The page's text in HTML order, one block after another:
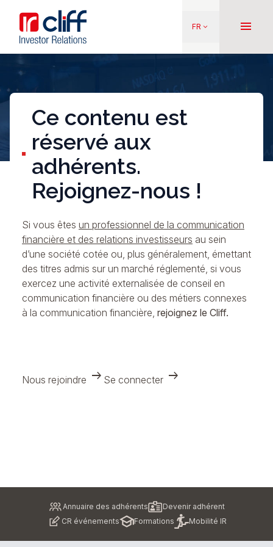
contenu
principal
Aller directement au contenu
FR keyboard_arrow_down menu
Ce contenu est
réservé aux
adhérents.
Rejoignez-nous !
Si vous êtes un professionnel de la communication
financière et des relations investisseurs au sein
d’une société cotée ou, plus généralement, émettant
des titres admis sur un marché réglementé, si vous
exercez une activité externalisée de conseil en
communication financière ou des métiers connexes
à la communication financière, rejoignez le Cliff.
Nous rejoindre arrow_right_alt Se connecter arrow_right_alt
Annuaire des adhérents
Devenir adhérent
CR événements
Formations Mobilité IR